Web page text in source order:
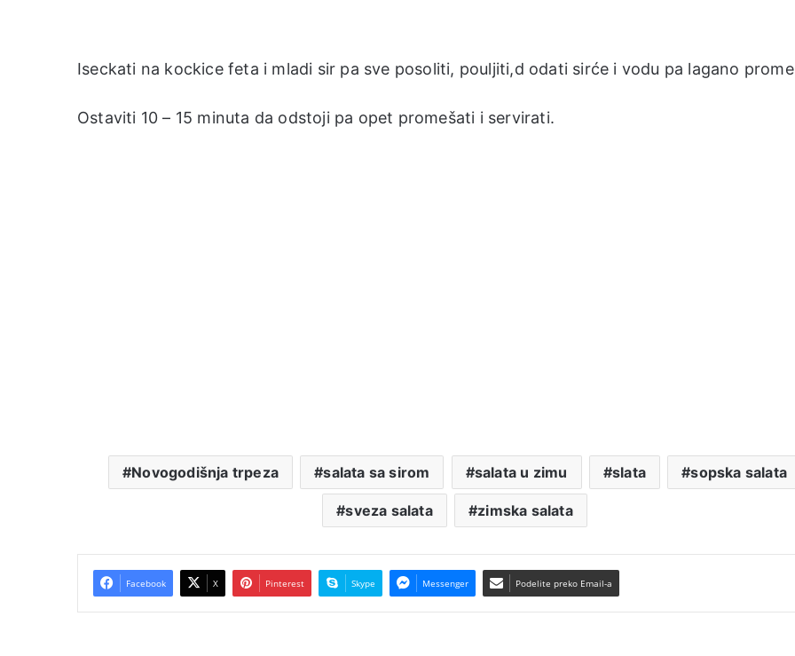
Iseckati na kockice feta i mladi sir pa sve posoliti, pouljiti,d odati sirće i vodu pa lagano
Ostaviti 10 – 15 minuta da odstoji pa opet promešati i servirati.
Novogodišnja trpeza salata sa sirom salata u zimu slata sopska salata
sveza salata zimska salata
Facebook X Pinterest Skype Messenger Podelite preko Email-a